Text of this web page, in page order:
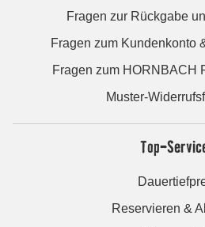
Fragen zur Rückgabe
Fragen zum Kundenkonto
Fragen zum HORNBACH
Muster-
Top-
Reservieren &